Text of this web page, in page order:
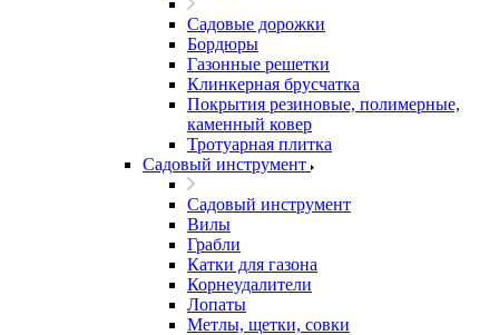
Садовые дорожки
Бордюры
Газонные решетки
Клинкерная брусчатка
Покрытия резиновые, полимерные,
каменный ковер
Тротуарная плитка
Садовый инструмент
Садовый инструмент
Вилы
Грабли
Катки для газона
Корнеудалители
Лопаты
Метлы, щетки, совки